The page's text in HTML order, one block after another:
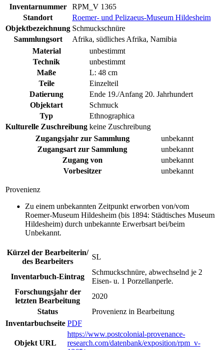
Inventarnummer
RPM_V 1365
Standort
Roemer- und Pelizaeus-Museum Hildesheim
Objektbezeichnung Schmuckschnüre
Sammlungsort
Afrika, südliches Afrika, Namibia
Material
unbestimmt
Technik
unbestimmt
Maße
L: 48 cm
Teile
Einzelteil
Datierung
Ende 19./Anfang 20. Jahrhundert
Objektart
Schmuck
Typ
Ethnographica
Kulturelle Zuschreibung keine Zuschreibung
Zugangsjahr zur Sammlung
unbekannt
Zugangsart zur Sammlung
unbekannt
Zugang von
unbekannt
Vorbesitzer
unbekannt
Provenienz
Zu einem unbekannten Zeitpunkt erworben von/vom
Roemer-Museum Hildesheim (bis 1894: Städtisches Museum
Hildesheim) durch unbekannte Erwerbsart bei/beim
Unbekannt.
Kürzel der Bearbeiterin/
des Bearbeiters
SL
Inventarbuch-Eintrag
Schmuckschnüre, abwechselnd je 2
Eisen- u. 1 Porzellanperle.
Forschungsjahr der
letzten Bearbeitung
2020
Status
Provenienz in Bearbeitung
Inventarbuchseite PDF
Objekt URL
https://www.postcolonial-provenance-
research.com/datenbank/exposition/rpm_v-